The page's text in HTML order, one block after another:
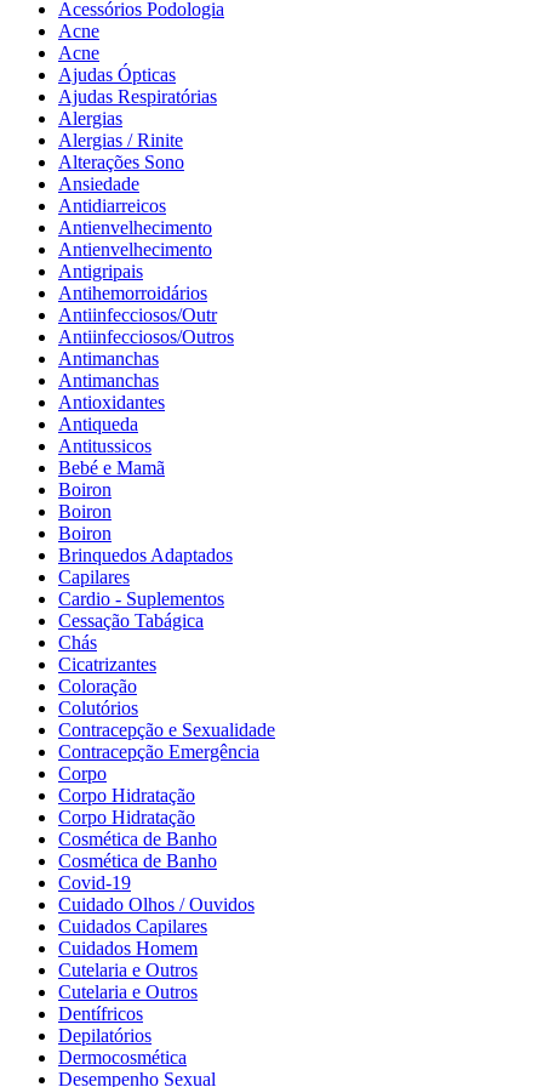
Acessórios Podologia
Acne
Acne
Ajudas Ópticas
Ajudas Respiratórias
Alergias
Alergias / Rinite
Alterações Sono
Ansiedade
Antidiarreicos
Antienvelhecimento
Antienvelhecimento
Antigripais
Antihemorroidários
Antiinfecciosos/Outr
Antiinfecciosos/Outros
Antimanchas
Antimanchas
Antioxidantes
Antiqueda
Antitussicos
Bebé e Mamã
Boiron
Boiron
Boiron
Brinquedos Adaptados
Capilares
Cardio - Suplementos
Cessação Tabágica
Chás
Cicatrizantes
Coloração
Colutórios
Contracepção e Sexualidade
Contracepção Emergência
Corpo
Corpo Hidratação
Corpo Hidratação
Cosmética de Banho
Cosmética de Banho
Covid-19
Cuidado Olhos / Ouvidos
Cuidados Capilares
Cuidados Homem
Cutelaria e Outros
Cutelaria e Outros
Dentífricos
Depilatórios
Dermocosmética
Desempenho Sexual